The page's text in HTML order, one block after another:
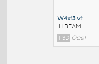
H BEAM
F3D